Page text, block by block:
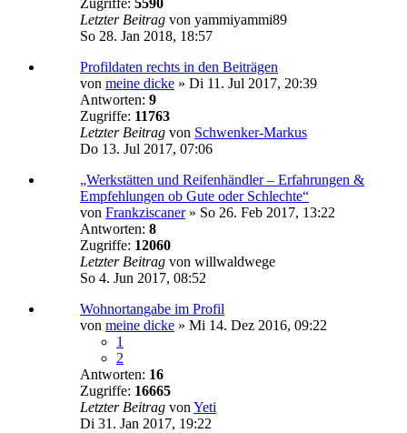
Zugriffe: 5590
Letzter Beitrag von yammiyammi89
So 28. Jan 2018, 18:57
Profildaten rechts in den Beiträgen
von meine dicke » Di 11. Jul 2017, 20:39
Antworten: 9
Zugriffe: 11763
Letzter Beitrag von Schwenker-Markus
Do 13. Jul 2017, 07:06
„Werkstätten und Reifenhändler – Erfahrungen &
Empfehlungen ob Gute oder Schlechte“
von Frankziscaner» So 26. Feb 2017, 13:22
Antworten: 8
Zugriffe: 12060
Letzter Beitrag von willwaldwege
So 4. Jun 2017, 08:52
Wohnortangabe im Profil
von meine dicke » Mi 14. Dez 2016, 09:22
1
2
Antworten: 16
Zugriffe: 16665
Letzter Beitrag von Yeti
Di 31. Jan 2017, 19:22